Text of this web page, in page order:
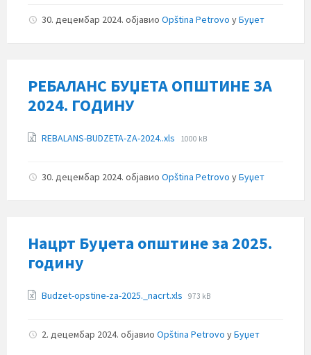
30. децембар 2024. објавио Opština Petrovo уБуџет
РЕБАЛАНС БУЏЕТА ОПШТИНЕ ЗА
2024. ГОДИНУ
Прилози
REBALANS-BUDZETA-ZA-2024..xls
File
1000 kB
30. децембар 2024. објавио Opština Petrovo уБуџет
Нацрт Буџета општине за 2025.
годину
Прилози
Budzet-opstine-za-2025._nacrt.xls File
973 kB
2. децембар 2024. објавио Opština Petrovo уБуџет